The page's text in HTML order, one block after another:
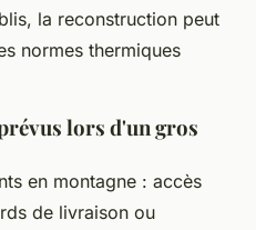
la reconstruction peut
normes thermiques
lors d'un gros
en montagne : accès
de livraison ou